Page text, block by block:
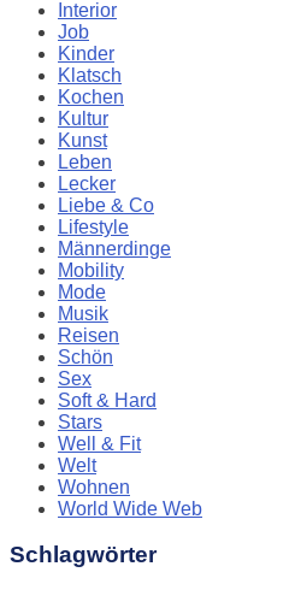
Interior
Job
Kinder
Klatsch
Kochen
Kultur
Kunst
Leben
Lecker
Liebe & Co
Lifestyle
Männerdinge
Mobility
Mode
Musik
Reisen
Schön
Sex
Soft & Hard
Stars
Well & Fit
Welt
Wohnen
World Wide Web
Schlagwörter